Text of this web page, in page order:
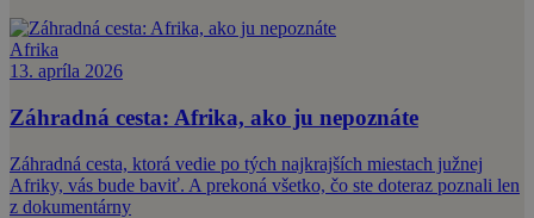
Afrika
13. apríla 2026
Záhradná cesta: Afrika, ako ju nepoznáte
Záhradná cesta, ktorá vedie po tých najkrajších miestach južnej
Afriky, vás bude baviť. A prekoná všetko, čo ste doteraz poznali len
z dokumentárny